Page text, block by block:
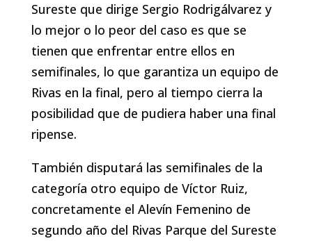
Sureste que dirige Sergio Rodrigálvarez y
lo mejor o lo peor del caso es que se
tienen que enfrentar entre ellos en
semifinales, lo que garantiza un equipo de
Rivas en la final, pero al tiempo cierra la
posibilidad que de pudiera haber una final
ripense.
También disputará las semifinales de la
categoría otro equipo de Víctor Ruiz,
concretamente el Alevín Femenino de
segundo año del Rivas Parque del Sureste